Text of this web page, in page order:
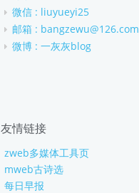
微信 : liuyueyi25
邮箱 : bangzewu@126.com
微博 : 一灰灰blog
友情链接
zweb多媒体工具页
mweb古诗选
每日早报